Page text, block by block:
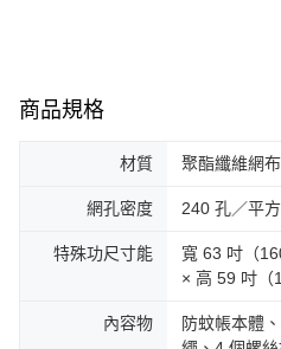
商品規格
材質 聚酯纖維網
網孔密度 240 孔／平
特殊功尺寸能
寬 63 吋（
× 高 59 吋（
內容物
防蚊帳本體